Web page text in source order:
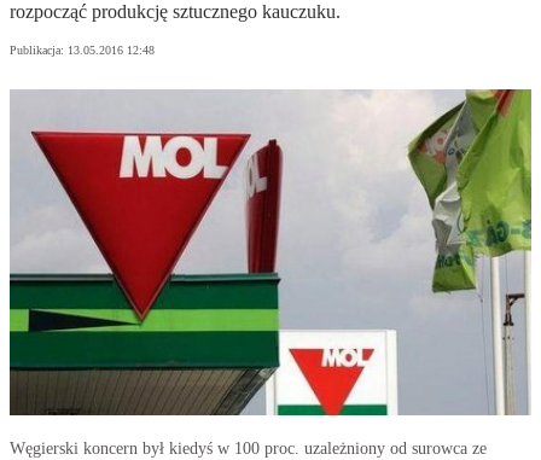
rozpocząć produkcję sztucznego kauczuku.
Publikacja: 13.05.2016 12:48
Węgierski koncern był kiedyś w 100 proc. uzależniony od surowca ze